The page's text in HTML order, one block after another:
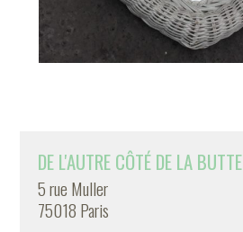
DE L'AUTRE CÔTÉ DE LA BUTTE
5 rue Muller
75018 Paris